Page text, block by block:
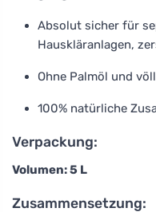
Absolut sicher für
Hauskläranlagen,
Ohne Palmöl und
100% natürliche
Verpackung:
Volumen: 5 L
Zusammensetzung: